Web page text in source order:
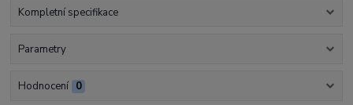
Kompletní specifikace
Parametry
Hodnocení 0